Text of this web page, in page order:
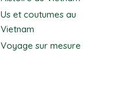
Us et coutumes au
Vietnam
Voyage sur mesure